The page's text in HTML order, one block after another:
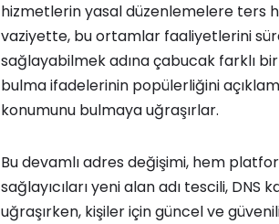
hizmetlerin yasal düzenlemelere ters
vaziyette, bu ortamlar faaliyetlerini
sağlayabilmek adına çabucak farklı
bulma ifadelerinin popülerliğini
konumunu bulmaya uğraşırlar.
Bu devamlı adres değişimi, hem
sağlayıcıları yeni alan adı tescili,
uğraşırken, kişiler için güncel ve